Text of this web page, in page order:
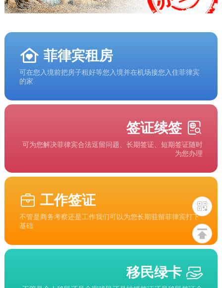
菲律宾租房
可在您入境前把房子租好等您入境并在机场接您入住菲律宾
的家
签证续签
可为您解决菲律宾合法逗留问题、长期签证、短期签证随时
为您办理
工作签证
不管是商务考察还是工作我们可以为您长期驻留菲律宾打下
基础
移民绿卡